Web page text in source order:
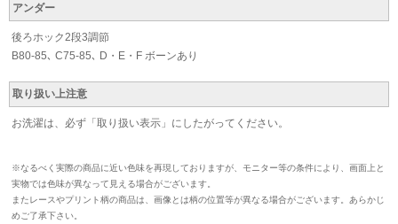
アンダー
後ろホック2段3調節
B80-85､ C75-85､ D・E・F ボーンあり
取り扱い上注意
お洗濯は、必ず「取り扱い表示」にしたがってください。
※なるべく実際の商品に近い色味を再現しておりますが、モニター等の条件により、画面上と
実物では色味が異なって見える場合がございます。
またレースやプリント柄の商品は、画像とは柄の位置等が異なる場合がございます。あらかじ
めご了承下さい。